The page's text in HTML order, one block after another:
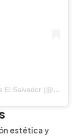
Una publicación compartida por Tigo Sports El Salvador (@tigosportssv)
estética y